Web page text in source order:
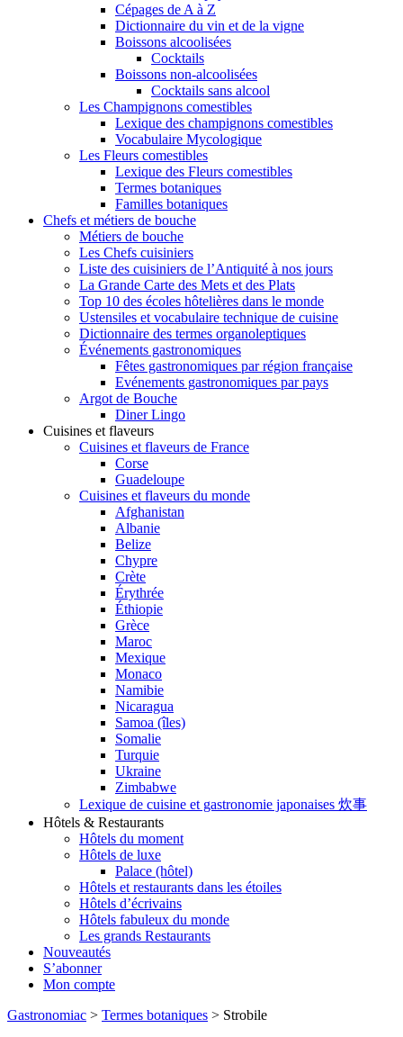
Cépages de A à Z
Dictionnaire du vin et de la vigne
Boissons alcoolisées
Cocktails
Boissons non-alcoolisées
Cocktails sans alcool
Les Champignons comestibles
Lexique des champignons comestibles
Vocabulaire Mycologique
Les Fleurs comestibles
Lexique des Fleurs comestibles
Termes botaniques
Familles botaniques
Chefs et métiers de bouche
Métiers de bouche
Les Chefs cuisiniers
Liste des cuisiniers de l’Antiquité à nos jours
La Grande Carte des Mets et des Plats
Top 10 des écoles hôtelières dans le monde
Ustensiles et vocabulaire technique de cuisine
Dictionnaire des termes organoleptiques
Événements gastronomiques
Fêtes gastronomiques par région française
Evénements gastronomiques par pays
Argot de Bouche
Diner Lingo
Cuisines et flaveurs
Cuisines et flaveurs de France
Corse
Guadeloupe
Cuisines et flaveurs du monde
Afghanistan
Albanie
Belize
Chypre
Crète
Érythrée
Éthiopie
Grèce
Maroc
Mexique
Monaco
Namibie
Nicaragua
Samoa (îles)
Somalie
Turquie
Ukraine
Zimbabwe
Lexique de cuisine et gastronomie japonaises 炊事
Hôtels & Restaurants
Hôtels du moment
Hôtels de luxe
Palace (hôtel)
Hôtels et restaurants dans les étoiles
Hôtels d’écrivains
Hôtels fabuleux du monde
Les grands Restaurants
Nouveautés
S’abonner
Mon compte
Gastronomiac > Termes botaniques > Strobile